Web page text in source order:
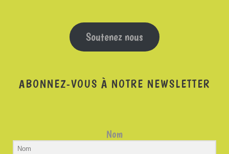
Soutenez nous
ABONNEZ-VOUS À NOTRE NEWSLETTER
Nom